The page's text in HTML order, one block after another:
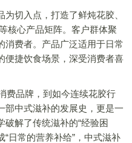
切入点，打造了鲜炖花胶、
核心产品矩阵。客户群体聚
消费者。产品广泛适用于日常
便捷饮食场景，深受消费者喜
品牌，到如今连续花胶行
部中式滋补的发展史，更是一
解了传统滋补的“经验困
“日常的营养补给”，中式滋补